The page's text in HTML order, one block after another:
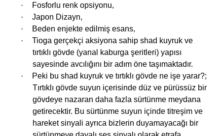
Kalma Ürünleri
·
Fosforlu renk opsiyonu,
·
Japon Dizayn,
·
Beden enjekte edilmiş esans,
·
Tioga gerçekçi aksiyona sahip shad kuyruk ve
tırtıklı gövde (yanal kaburga şeritleri) yapısı
sayesinde avcılığını bir adım öne taşımaktadır.
·
Peki bu shad kuyruk ve tırtıklı gövde ne işe yarar?;
Tırtıklı gövde suyun içerisinde düz ve pürüssüz bir
gövdeye nazaran daha fazla sürtünme meydana
getirecektir. Bu sürtünme suyun içinde titreşim ve
hareket sinyali ayrıca bizlerin duyamayacağı bir